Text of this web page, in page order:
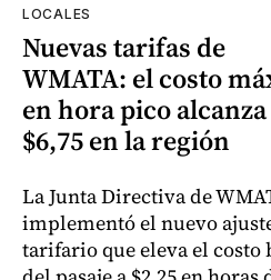
LOCALES
Nuevas tarifas de
WMATA: el costo
en hora pico
$6,75 en la región
La Junta Directiva de
implementó el nuevo
tarifario que eleva el costo